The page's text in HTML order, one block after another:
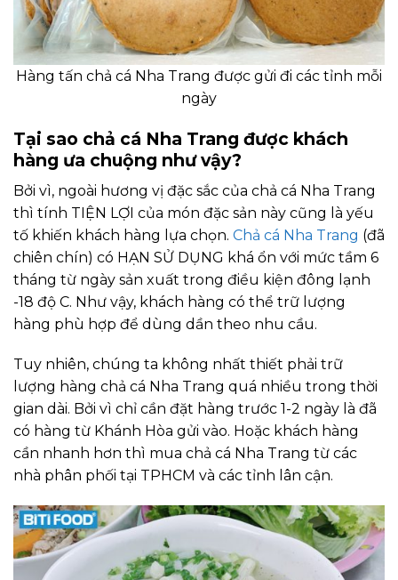
Hàng tấn chả cá Nha Trang được gửi đi các tỉnh mỗi
ngày
Tại sao chả cá Nha Trang được khách
hàng ưa chuộng như vậy?
Bởi vì, ngoài hương vị đặc sắc của chả cá Nha Trang
thì tính TIỆN LỢI của món đặc sản này cũng là yếu
tố khiến khách hàng lựa chọn. Chả cá Nha Trang (đã
chiên chín) có HẠN SỬ DỤNG khá ổn với mức tầm 6
tháng từ ngày sản xuất trong điều kiện đông lạnh
-18 độ C. Như vậy, khách hàng có thể trữ lượng
hàng phù hợp để dùng dần theo nhu cầu.
Tuy nhiên, chúng ta không nhất thiết phải trữ
lượng hàng chả cá Nha Trang quá nhiều trong thời
gian dài. Bởi vì chỉ cần đặt hàng trước 1-2 ngày là đã
có hàng từ Khánh Hòa gửi vào. Hoặc khách hàng
cần nhanh hơn thì mua chả cá Nha Trang từ các
nhà phân phối tại TPHCM và các tỉnh lân cận.